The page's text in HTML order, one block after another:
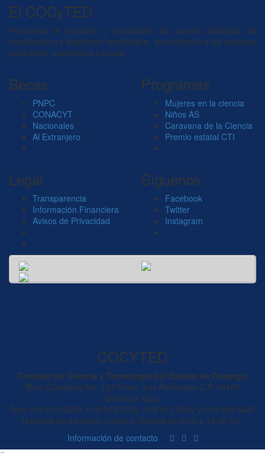
El COCyTED
Promueve la creación y vinculación de nuevos institutos de
investigación y desarrollo tecnológico, involucrando a los sectores
productivo, académico y social.
Becas
PNPC
CONACYT
Nacionales
Al Extranjero
Programas
Mujeres en la ciencia
Niños AS
Caravana de la Ciencia
Premio estatal CTI
Legal
Transparencia
Información Financiera
Avisos de Privacidad
Síguenos
Facebook
Twitter
Instagram
COCYTED
Consejo de Cíencia y Tecnología del Estado de Durango
Blvd. Guadiana No. 123 Fracc. Los Remedios C.P. 34100
Durango, Dgo.
Tels. 618 812 9238, 618 813 3528, 618 813 9302 y 618 688 5447
Horarios de atención: Lunes a Viernes de 8:30 a 15:30 hrs.
Información de contacto